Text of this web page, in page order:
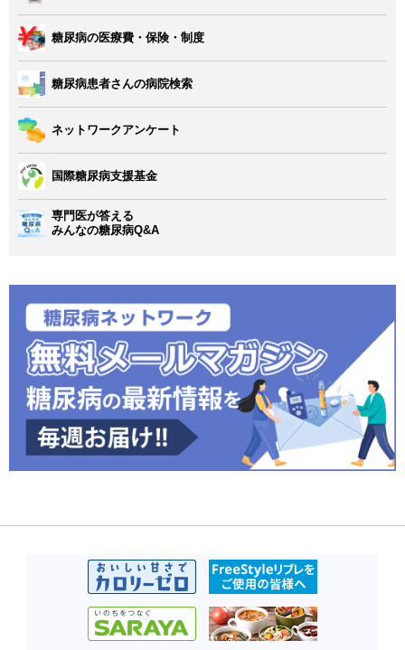
糖尿病の医療費・保険・制度
糖尿病患者さんの病院検索
ネットワークアンケート
国際糖尿病支援基金
専門医が答える
みんなの糖尿病Q&A